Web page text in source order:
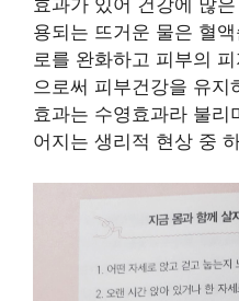
용되는 뜨거운 물은 혈
로를 완화하고 피부의
으로써 피부건강을 유
효과는 수영효과라 불
어지는 생리적 현상 중